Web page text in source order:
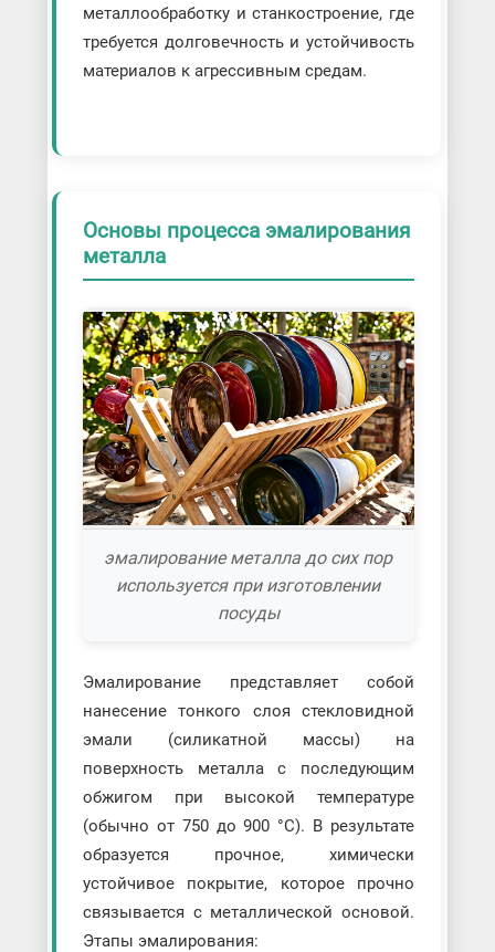
металлообработку и станкостроение, где
требуется долговечность и устойчивость
материалов к агрессивным средам.
Основы процесса эмалирования
металла
эмалирование металла до сих пор
используется при изготовлении
посуды
Эмалирование представляет собой
нанесение тонкого слоя стекловидной
эмали (силикатной массы) на
поверхность металла с последующим
обжигом при высокой температуре
(обычно от 750 до 900 °C). В результате
образуется прочное, химически
устойчивое покрытие, которое прочно
связывается с металлической основой.
Этапы эмалирования: